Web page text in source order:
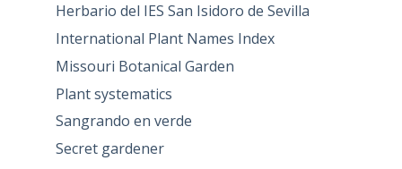
Herbario del IES San Isidoro de Sevilla
International Plant Names Index
Missouri Botanical Garden
Plant systematics
Sangrando en verde
Secret gardener